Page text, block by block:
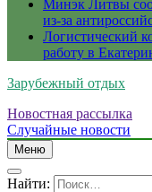
Минэк Литвы
из-за
Логистический
работу в
Зарубежный отдых
Новостная рассылка
Случайные новости
Меню
Найти: